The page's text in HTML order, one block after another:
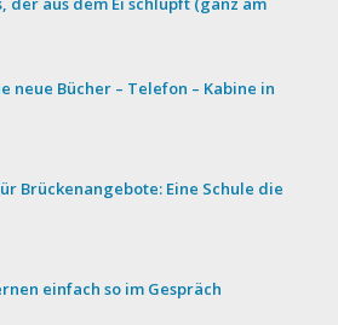
neue Bücher – Telefon – Kabine in
Brückenangebote: Eine Schule die
einfach so im Gespräch